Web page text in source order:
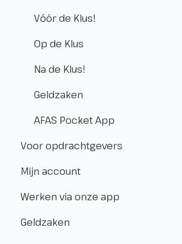
Vóór de Klus!
Op de Klus
Na de Klus!
Geldzaken
AFAS Pocket App
Voor opdrachtgevers
Samenwerken met Flexwerkers
Gebruik van het platform
Betalingen & Kosten
Mijn account
Aanmaken & toegang
Beheer
Werken via onze app
Aanmeldingen
Geldzaken